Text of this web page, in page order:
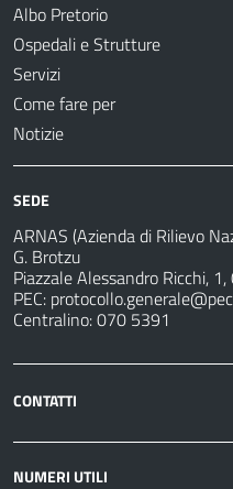
Albo Pretorio
Ospedali e Strutture
Servizi
Come fare per
Notizie
SEDE
ARNAS (Azienda di Rilievo
G. Brotzu
Piazzale Alessandro Ricchi,
PEC:
Centralino: 070 5391
CONTATTI
NUMERI UTILI